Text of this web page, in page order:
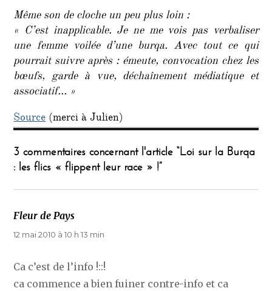
Même son de cloche un peu plus loin :
« C’est inapplicable. Je ne me vois pas verbaliser
une femme voilée d’une burqa. Avec tout ce qui
pourrait suivre après : émeute, convocation chez les
bœufs, garde à vue, déchaînement médiatique et
associatif… »
Source(merci à Julien)
3 commentaires concernant l'article “Loi sur la Burqa
: les flics « flippent leur race » !”
Fleur de Pays
12 mai 2010 à 10 h 13 min
Ca c’est de l’info !::!
ca commence a bien fuiner contre-info et ca